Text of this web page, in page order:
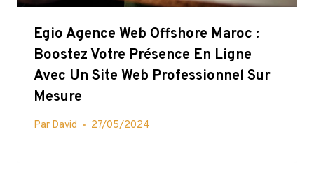
Egio Agence Web Offshore Maroc :
Boostez Votre Présence En Ligne
Avec Un Site Web Professionnel Sur
Mesure
Par David 27/05/2024